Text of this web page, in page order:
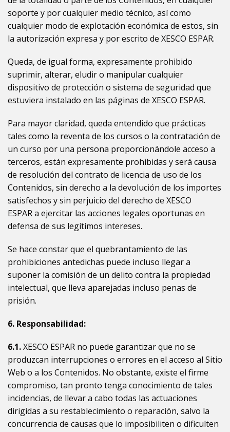
soporte y por cualquier medio técnico, así como
cualquier modo de explotación económica de estos, sin
la autorización expresa y por escrito de XESCO ESPAR.
Queda, de igual forma, expresamente prohibido
suprimir, alterar, eludir o manipular cualquier
dispositivo de protección o sistema de seguridad que
estuviera instalado en las páginas de XESCO ESPAR.
Para mayor claridad, queda entendido que prácticas
tales como la reventa de los cursos o la contratación de
un curso por una persona proporcionándole acceso a
terceros, están expresamente prohibidas y será causa
de resolución del contrato de licencia de uso de los
Contenidos, sin derecho a la devolución de los importes
satisfechos y sin perjuicio del derecho de XESCO
ESPARa ejercitar las acciones legales oportunas en
defensa de sus legítimos intereses.
Se hace constar que el quebrantamiento de las
prohibiciones antedichas puede incluso llegar a
suponer la comisión de un delito contra la propiedad
intelectual, que lleva aparejadas incluso penas de
prisión.
6. Responsabilidad:
6.1.XESCO ESPAR no puede garantizar que no se
produzcan interrupciones o errores en el acceso al Sitio
Web o a los Contenidos. No obstante, existe el firme
compromiso, tan pronto tenga conocimiento de tales
incidencias, de llevar a cabo todas las actuaciones
dirigidas a su restablecimiento o reparación, salvo la
concurrencia de causas que lo imposibiliten o dificulten